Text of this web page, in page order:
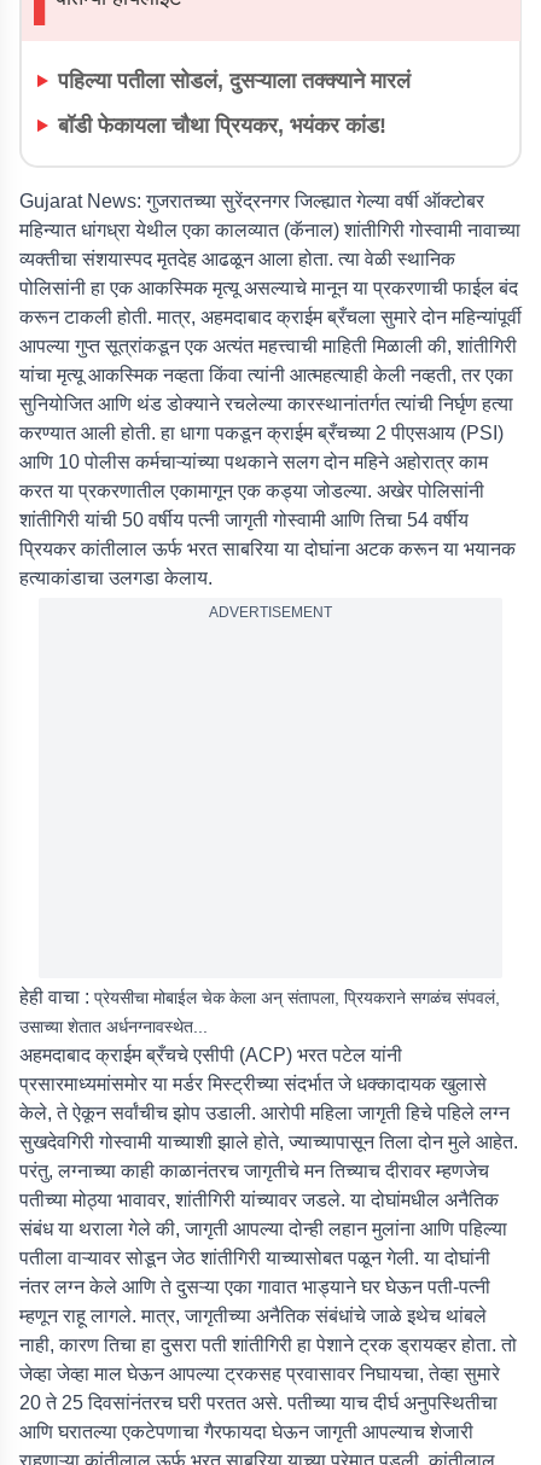
पहिल्या पतीला सोडलं, दुसऱ्याला तक्क्याने मारलं
बॉडी फेकायला चौथा प्रियकर, भयंकर कांड!
Gujarat News:गुजरातच्या सुरेंद्रनगर जिल्ह्यात गेल्या वर्षी ऑक्टोबर
महिन्यात धांगध्रा येथील एका कालव्यात (कॅनाल) शांतीगिरी गोस्वामी नावाच्या
व्यक्तीचा संशयास्पद मृतदेह आढळून आला होता. त्या वेळी स्थानिक
पोलिसांनी हा एक आकस्मिक मृत्यू असल्याचे मानून या प्रकरणाची फाईल बंद
करून टाकली होती. मात्र, अहमदाबाद क्राईम ब्रँचला सुमारे दोन महिन्यांपूर्वी
आपल्या गुप्त सूत्रांकडून एक अत्यंत महत्त्वाची माहिती मिळाली की, शांतीगिरी
यांचा मृत्यू आकस्मिक नव्हता किंवा त्यांनी आत्महत्याही केली नव्हती, तर एका
सुनियोजित आणि थंड डोक्याने रचलेल्या कारस्थानांतर्गत त्यांची निर्घृण हत्या
करण्यात आली होती. हा धागा पकडून क्राईम ब्रँचच्या 2 पीएसआय (PSI)
आणि 10 पोलीस कर्मचाऱ्यांच्या पथकाने सलग दोन महिने अहोरात्र काम
करत या प्रकरणातील एकामागून एक कड्या जोडल्या. अखेर पोलिसांनी
शांतीगिरी यांची 50 वर्षीय पत्नी जागृती गोस्वामी आणि तिचा 54 वर्षीय
प्रियकर कांतीलाल ऊर्फ भरत साबरिया या दोघांना अटक करून या भयानक
हत्याकांडाचा उलगडा केलाय.
ADVERTISEMENT
हेही वाचा : प्रेयसीचा मोबाईल चेक केला अन् संतापला, प्रियकराने सगळंच संपवलं,
उसाच्या शेतात अर्धनग्नावस्थेत...
अहमदाबाद क्राईम ब्रँचचे एसीपी (ACP) भरत पटेल यांनी
प्रसारमाध्यमांसमोर या मर्डर मिस्ट्रीच्या संदर्भात जे धक्कादायक खुलासे
केले, ते ऐकून सर्वांचीच झोप उडाली. आरोपी महिला जागृती हिचे पहिले लग्न
सुखदेवगिरी गोस्वामी याच्याशी झाले होते, ज्याच्यापासून तिला दोन मुले आहेत.
परंतु, लग्नाच्या काही काळानंतरच जागृतीचे मन तिच्याच दीरावर म्हणजेच
पतीच्या मोठ्या भावावर, शांतीगिरी यांच्यावर जडले. या दोघांमधील अनैतिक
संबंध या थराला गेले की, जागृती आपल्या दोन्ही लहान मुलांना आणि पहिल्या
पतीला वाऱ्यावर सोडून जेठ शांतीगिरी याच्यासोबत पळून गेली. या दोघांनी
नंतर लग्न केले आणि ते दुसऱ्या एका गावात भाड्याने घर घेऊन पती-पत्नी
म्हणून राहू लागले. मात्र, जागृतीच्या अनैतिक संबंधांचे जाळे इथेच थांबले
नाही, कारण तिचा हा दुसरा पती शांतीगिरी हा पेशाने ट्रक ड्रायव्हर होता. तो
जेव्हा जेव्हा माल घेऊन आपल्या ट्रकसह प्रवासावर निघायचा, तेव्हा सुमारे
20 ते 25 दिवसांनंतरच घरी परतत असे. पतीच्या याच दीर्घ अनुपस्थितीचा
आणि घरातल्या एकटेपणाचा गैरफायदा घेऊन जागृती आपल्याच शेजारी
राहणाऱ्या कांतीलाल ऊर्फ भरत साबरिया याच्या प्रेमात पडली. कांतीलाल